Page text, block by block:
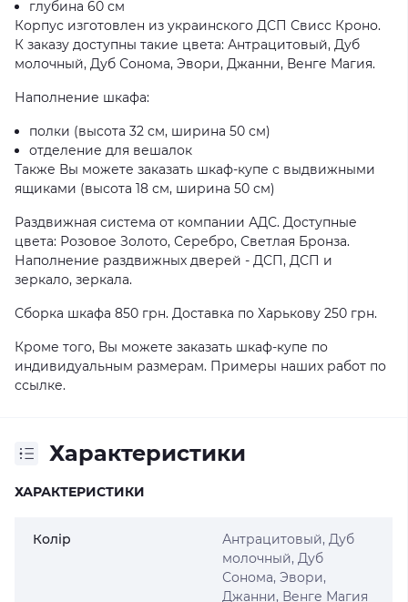
глубина 60 см
Корпус изготовлен из украинского ДСП Свисс Кроно.
К заказу доступны такие цвета: Антрацитовый, Дуб
молочный, Дуб Сонома, Эвори, Джанни, Венге Магия.
Наполнение шкафа:
полки (высота 32 см, ширина 50 см)
отделение для вешалок
Также Вы можете заказать шкаф-купе с выдвижными
ящиками (высота 18 см, ширина 50 см)
Раздвижная система от компании АДС. Доступные
цвета: Розовое Золото, Серебро, Светлая Бронза.
Наполнение раздвижных дверей - ДСП, ДСП и
зеркало, зеркала.
Сборка шкафа 850 грн. Доставка по Харькову 250 грн.
Кроме того, Вы можете заказать шкаф-купе по
индивидуальным размерам. Примеры наших работ по
ссылке.
Характеристики
ХАРАКТЕРИСТИКИ
Колір
Антрацитовый, Дуб
молочный, Дуб
Сонома, Эвори,
Джанни, Венге Магия